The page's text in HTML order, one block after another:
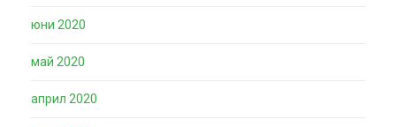
юни 2020
май 2020
април 2020